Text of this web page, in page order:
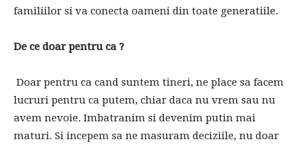
familiilor si va conecta oameni din toate generatiile.
De ce doar pentru ca ?
Doar pentru ca cand suntem tineri, ne place sa facem
lucruri pentru ca putem, chiar daca nu vrem sau nu
avem nevoie. Imbatranim si devenim putin mai
maturi. Si incepem sa ne masuram deciziile, nu doar